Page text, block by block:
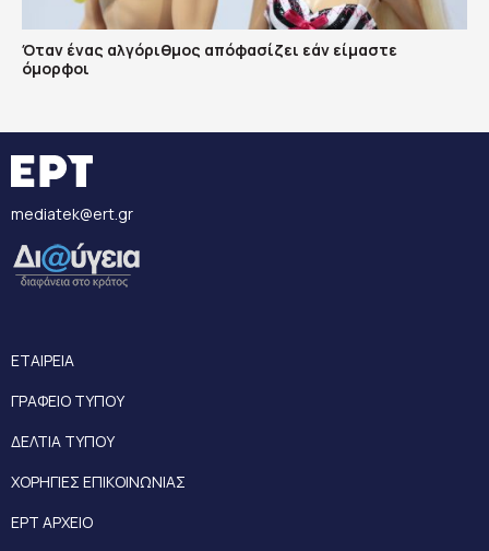
Όταν ένας αλγόριθμος απόφασίζει εάν είμαστε
όμορφοι
mediatek@ert.gr
ΕΤΑΙΡΕΙΑ
ΓΡΑΦΕΙΟ ΤΥΠΟΥ
ΔΕΛΤΙΑ ΤΥΠΟΥ
ΧΟΡΗΓΙΕΣ ΕΠΙΚΟΙΝΩΝΙΑΣ
ΕΡΤ ΑΡΧΕΙΟ